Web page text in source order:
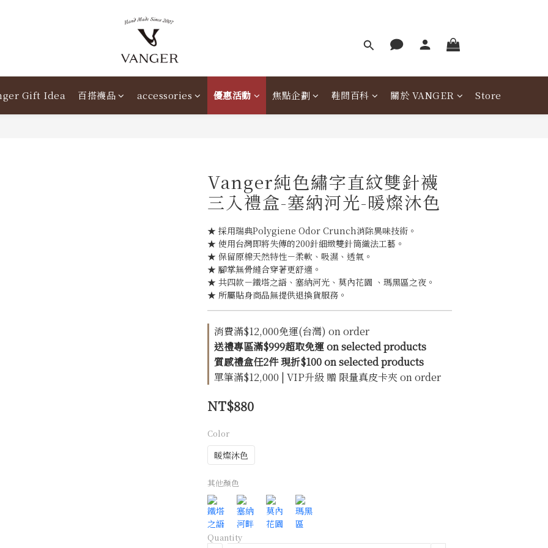
Gift Idea 百搭襪品 accessories 優惠活動 焦點企劃 鞋問百科 關於 VANGER Store
Vanger純色繡字直紋雙針襪
三入禮盒-塞納河光-暖燦沐色
★ 採用瑞典Polygiene Odor Crunch消除異味技術。
★ 使用台灣即將失傳的200針細緻雙針筒織法工藝。
★ 保留原棉天然特性－柔軟、吸濕、透氣。
★ 腳掌無骨縫合穿著更舒適。
★ 共四款－鐵塔之語、塞納河光、莫內花園 、瑪黑區之夜。
★ 所屬貼身商品無提供退換貨服務。
消費滿$12,000免運(台灣) on order
送禮專區滿$999超取免運 on selected products
質感禮盒任2件 現折$100 on selected products
單筆滿$12,000 | VIP升級 贈 限量真皮卡夾 on order
NT$880
Color
暖燦沐色
其他顏色
Quantity